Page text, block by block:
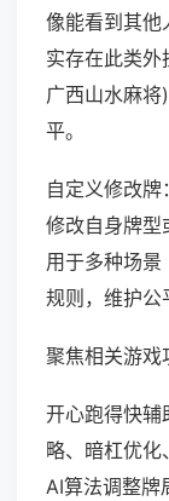
像能看到其他
实存在此类
广西山水麻
平。
自定义修改牌
修改自身牌型
用于多种场
规则，维护公
聚焦相关游戏
开心跑得快辅
略、暗杠优化
AI算法调整牌